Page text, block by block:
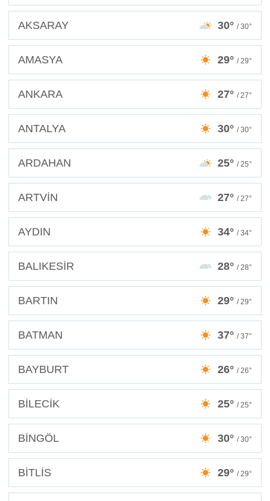
AKSARAY 30° / 30°
AMASYA 29° / 29°
ANKARA 27° / 27°
ANTALYA 30° / 30°
ARDAHAN 25° / 25°
ARTVİN 27° / 27°
AYDIN 34° / 34°
BALIKESİR 28° / 28°
BARTIN 29° / 29°
BATMAN 37° / 37°
BAYBURT 26° / 26°
BİLECİK 25° / 25°
BİNGÖL 30° / 30°
BİTLİS 29° / 29°